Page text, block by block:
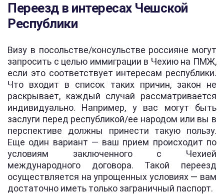
Переезд в интересах Чешской
Республики
Визу в посольстве/консульстве россияне могут
запросить с целью иммиграции в Чехию на ПМЖ,
если это соответствует интересам республики.
Что входит в список таких причин, закон не
раскрывает, каждый случай рассматривается
индивидуально. Например, у вас могут быть
заслуги перед республикой/ее народом или вы в
перспективе должны принести такую пользу.
Еще один вариант — ваш прием происходит по
условиям заключенного с Чехией
международного договора. Такой переезд
осуществляется на упрощенных условиях — вам
достаточно иметь только заграничный паспорт.